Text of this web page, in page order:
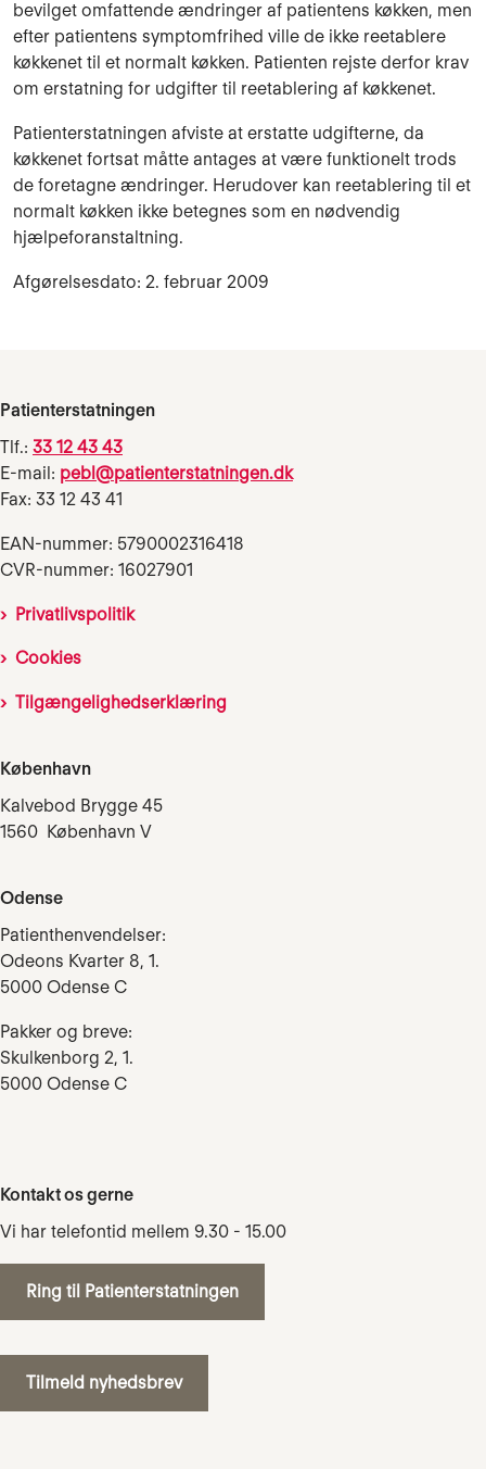
bevilget omfattende ændringer af patientens køkken, men
efter patientens symptomfrihed ville de ikke reetablere
køkkenet til et normalt køkken. Patienten rejste derfor krav
om erstatning for udgifter til reetablering af køkkenet.
Patienterstatningen afviste at erstatte udgifterne, da
køkkenet fortsat måtte antages at være funktionelt trods
de foretagne ændringer. Herudover kan reetablering til et
normalt køkken ikke betegnes som en nødvendig
hjælpeforanstaltning.
Afgørelsesdato: 2. februar 2009
Patienterstatningen
Tlf.: 33 12 43 43
E-mail: pebl@patienterstatningen.dk
Fax: 33 12 43 41
EAN-nummer: 5790002316418
CVR-nummer: 16027901
Privatlivspolitik
Cookies
Tilgængelighedserklæring
København
Kalvebod Brygge 45
1560 København V
Odense
Patienthenvendelser:
Odeons Kvarter 8, 1.
5000 Odense C
Pakker og breve:
Skulkenborg 2, 1.
5000 Odense C
Kontakt os gerne
Vi har telefontid mellem 9.30 - 15.00
Ring til Patienterstatningen
Tilmeld nyhedsbrev